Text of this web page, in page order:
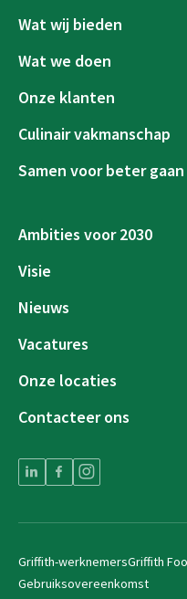
Wat wij bieden
Wat we doen
Onze klanten
Culinair vakmanschap
Samen voor beter gaan
Ambities voor 2030
Visie
Nieuws
Vacatures
Onze locaties
Contacteer ons
Griffith-werknemersGriffith
Gebruiksovereenkomst